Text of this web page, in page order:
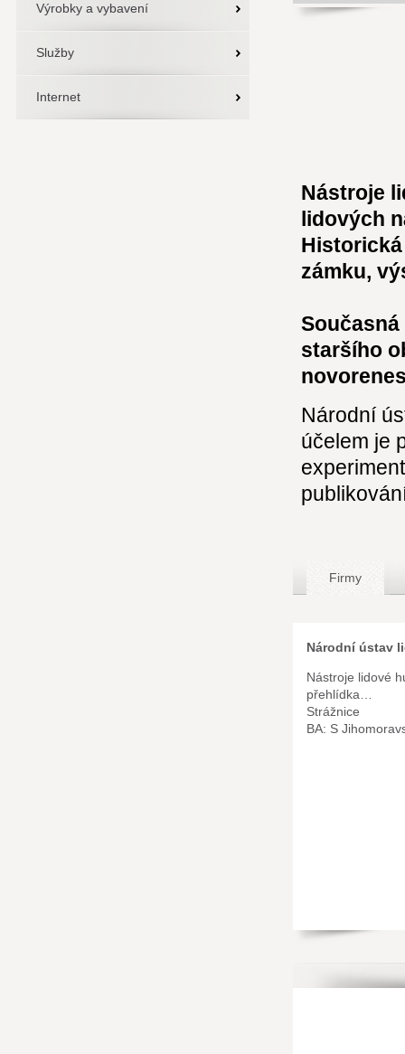
Výrobky a vybavení
Služby
Internet
Nástroje
lidových
zámku,
staršího
Národní
účelem je
Firmy
Národní ústav
Nástroje lidové
přehlídka…
Strážnice
BA: S